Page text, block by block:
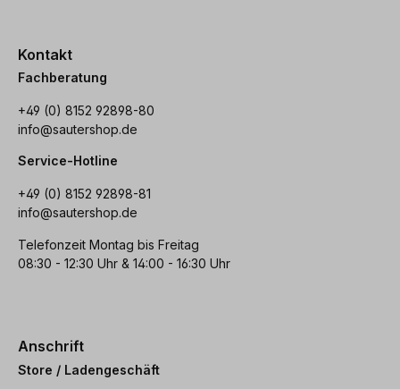
Kontakt
Fachberatung
+49 (0) 8152 92898-80
info@sautershop.de
Service-Hotline
+49 (0) 8152 92898-81
info@sautershop.de
Telefonzeit Montag bis Freitag
08:30 - 12:30 Uhr & 14:00 - 16:30 Uhr
Anschrift
Store / Ladengeschäft